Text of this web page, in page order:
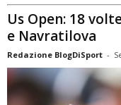
Us Open: 18
e Navratilova
Redazione BlogDiSport -